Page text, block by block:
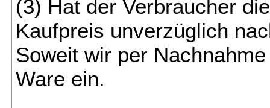
(3) Hat der Verbraucher
Kaufpreis unverzüglich
Soweit wir per
Ware ein.